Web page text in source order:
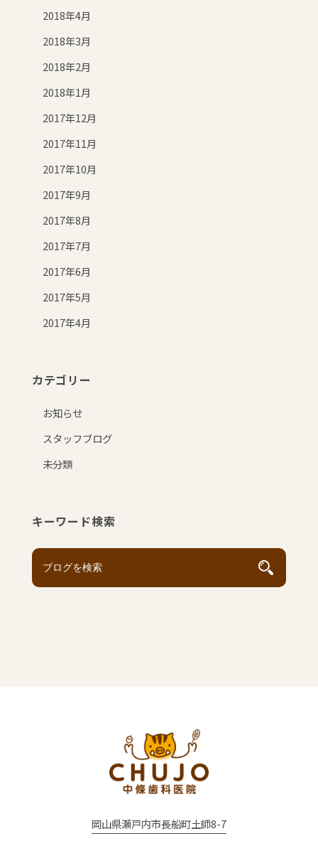
2018年4月
2018年3月
2018年2月
2018年1月
2017年12月
2017年11月
2017年10月
2017年9月
2017年8月
2017年7月
2017年6月
2017年5月
2017年4月
カテゴリー
お知らせ
スタッフブログ
未分類
キーワード検索
岡山県瀬戸内市長船町土師8-7